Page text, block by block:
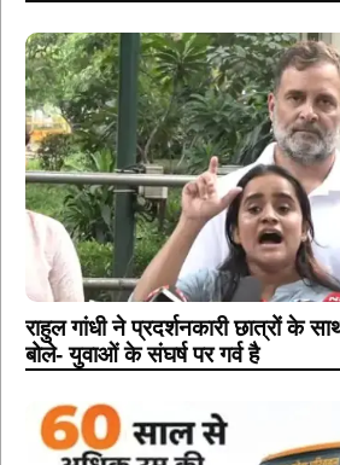
राहुल गांधी ने प्रदर्शनकारी छात्रों के
बोले- युवाओं के संघर्ष पर गर्व है